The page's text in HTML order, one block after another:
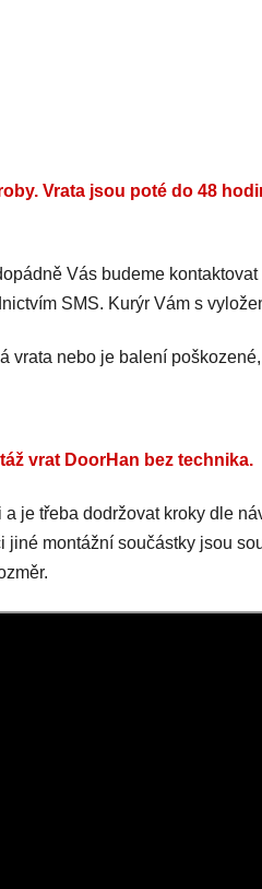
Vrata jsou poté do 48
Vás budeme
SMS. Kurýr Vám s
vrata nebo je balení
vrat DoorHan bez technika.
je třeba dodržovat kroky dle
montážní součástky jsou